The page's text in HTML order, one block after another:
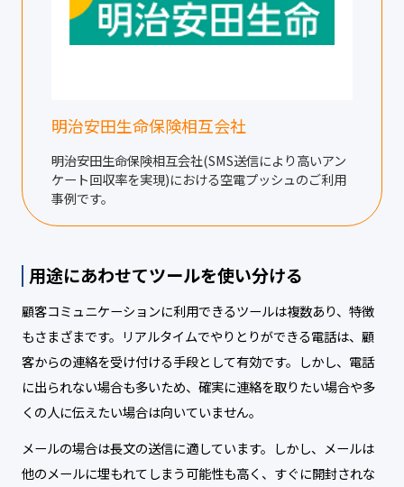
明治安田生命保険相互会社
明治安田生命保険相互会社(SMS送信により高いアン
ケート回収率を実現)における空電プッシュのご利用
事例です。
用途にあわせてツールを使い分ける
顧客コミュニケーションに利用できるツールは複数あり、特徴
もさまざまです。リアルタイムでやりとりができる電話は、顧
客からの連絡を受け付ける手段として有効です。しかし、電話
に出られない場合も多いため、確実に連絡を取りたい場合や多
くの人に伝えたい場合は向いていません。
メールの場合は長文の送信に適しています。しかし、メールは
他のメールに埋もれてしまう可能性も高く、すぐに開封されな